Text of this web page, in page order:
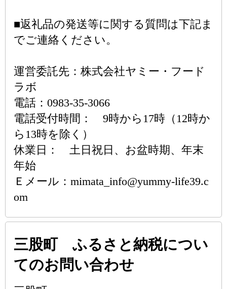
■返礼品の発送等に関する質問は下記ま
でご連絡ください。
運営委託先：株式会社ヤミー・フード
ラボ
電話：0983-35-3066
電話受付時間： 9時から17時（12時か
ら13時を除く）
休業日： 土日祝日、お盆時期、年末
年始
Ｅメール：mimata_info@yummy-life39.c
om
三股町 ふるさと納税につい
てのお問い合わせ